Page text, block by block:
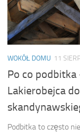
WOKÓŁ DOMU 11
Po co
Lakierobejca
Podbitka to często